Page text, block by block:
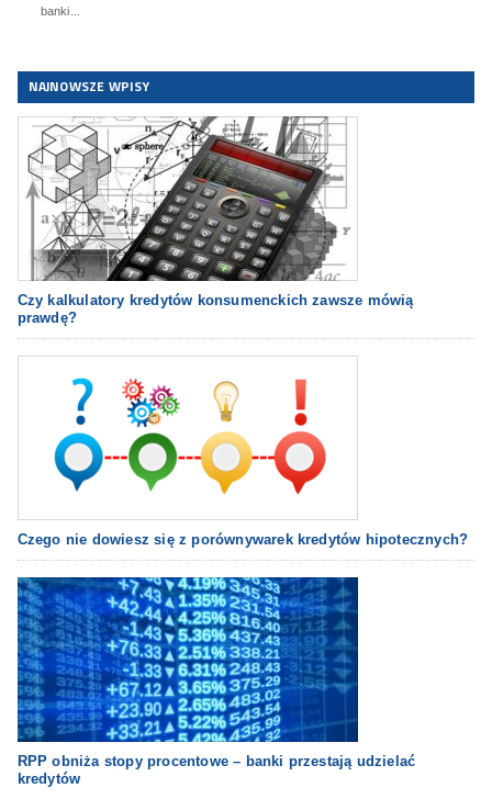
banki...
NAJNOWSZE WPISY
Czy kalkulatory kredytów konsumenckich zawsze mówią
prawdę?
Czego nie dowiesz się z porównywarek kredytów hipotecznych?
RPP obniża stopy procentowe – banki przestają udzielać
kredytów